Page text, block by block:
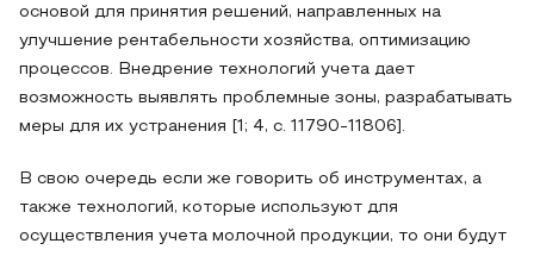
основой для принятия решений, направленных на
улучшение рентабельности хозяйства, оптимизацию
процессов. Внедрение технологий учета дает
возможность выявлять проблемные зоны, разрабатывать
меры для их устранения [1; 4, с. 11790-11806].
В свою очередь если же говорить об инструментах, а
также технологий, которые используют для
осуществления учета молочной продукции, то они будут